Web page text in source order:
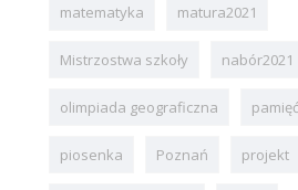
matematyka matura2021
Mistrzostwa szkoły nabór2021
olimpiada geograficzna pamięć
piosenka Poznań projekt